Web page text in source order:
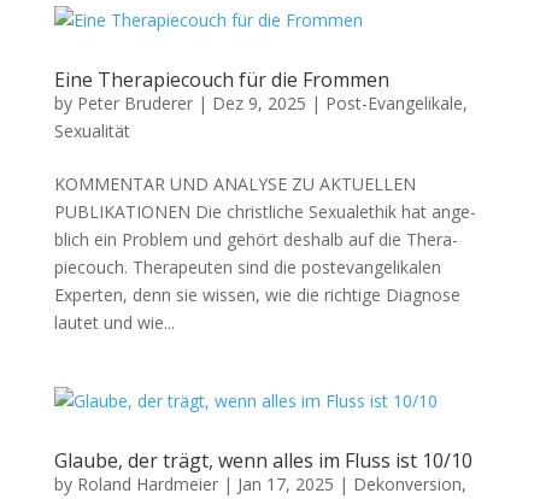
Eine Therapiecouch für die Frommen
by Peter Bruderer| Dez 9, 2025 | Post-Evangelikale,
Sexualität
KOMMENTAR UND ANALYSE ZU AKTUELLEN
PUBLIKATIONEN Die christliche Sex­u­alethik hat ange­
blich ein Prob­lem und gehört deshalb auf die Ther­a­
piecouch. Ther­a­peuten sind die poste­van­ge­likalen
Experten, denn sie wis­sen, wie die richtige Diag­nose
lautet und wie...
Glaube, der trägt, wenn alles im Fluss ist 10/10
by Roland Hardmeier| Jan 17, 2025 | Dekonversion,